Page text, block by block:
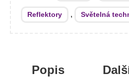
Reflektory , Světelná
Popis